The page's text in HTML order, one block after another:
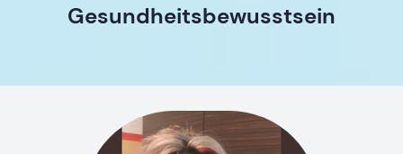
Gesundheitsbewusstsein